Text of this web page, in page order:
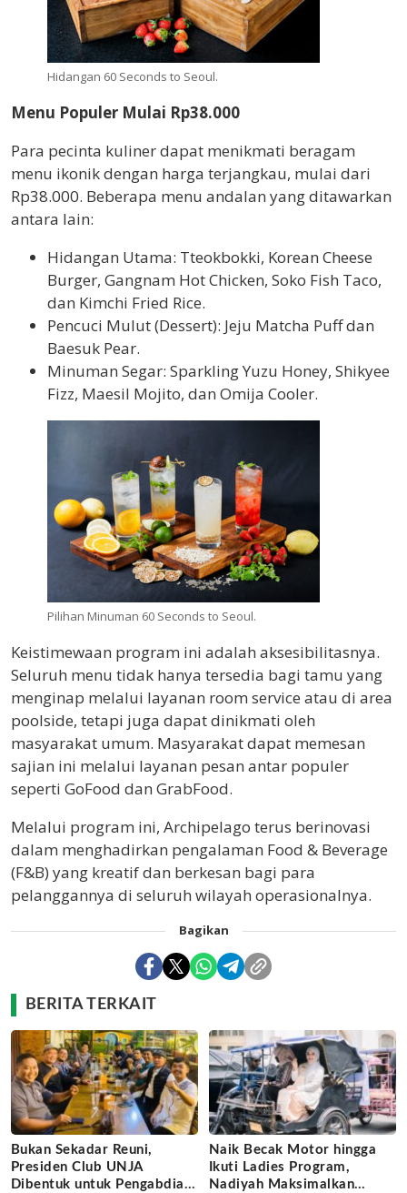
Hidangan 60 Seconds to Seoul.
Menu Populer Mulai Rp38.000
Para pecinta kuliner dapat menikmati beragam
menu ikonik dengan harga terjangkau, mulai dari
Rp38.000. Beberapa menu andalan yang ditawarkan
antara lain:
Hidangan Utama: Tteokbokki, Korean Cheese
Burger, Gangnam Hot Chicken, Soko Fish Taco,
dan Kimchi Fried Rice.
Pencuci Mulut (Dessert): Jeju Matcha Puff dan
Baesuk Pear.
Minuman Segar: Sparkling Yuzu Honey, Shikyee
Fizz, Maesil Mojito, dan Omija Cooler.
Pilihan Minuman 60 Seconds to Seoul.
Keistimewaan program ini adalah aksesibilitasnya.
Seluruh menu tidak hanya tersedia bagi tamu yang
menginap melalui layanan room service atau di area
poolside, tetapi juga dapat dinikmati oleh
masyarakat umum. Masyarakat dapat memesan
sajian ini melalui layanan pesan antar populer
seperti GoFood dan GrabFood.
Melalui program ini, Archipelago terus berinovasi
dalam menghadirkan pengalaman Food & Beverage
(F&B) yang kreatif dan berkesan bagi para
pelanggannya di seluruh wilayah operasionalnya.
Bagikan
BERITA TERKAIT
Bukan Sekadar Reuni,
Presiden Club UNJA
Dibentuk untuk Pengabdian
Naik Becak Motor hingga
Ikuti Ladies Program,
Nadiyah Maksimalkan